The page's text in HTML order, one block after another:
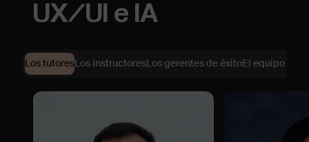
UX/UI e IA
Los tutoresLos instructoresLos gerentes de éxitoEl equipo de